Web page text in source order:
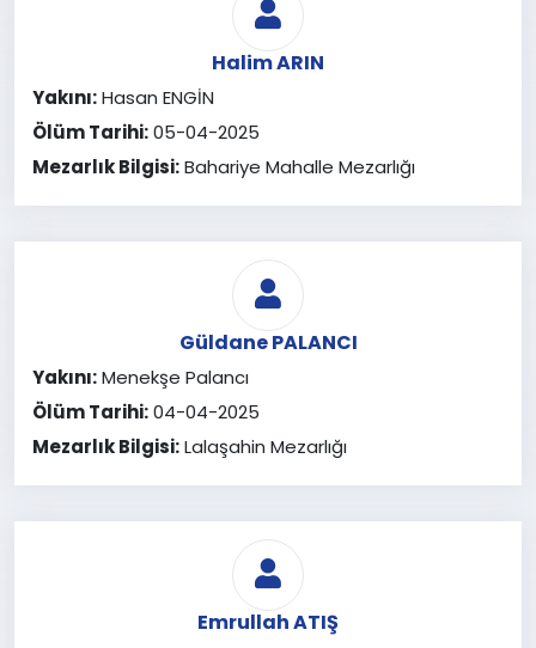
Halim ARIN
Yakını:Hasan ENGİN
Ölüm Tarihi:05-04-2025
Mezarlık Bilgisi:Bahariye Mahalle Mezarlığı
Güldane PALANCI
Yakını:Menekşe Palancı
Ölüm Tarihi:04-04-2025
Mezarlık Bilgisi:Lalaşahin Mezarlığı
Emrullah ATIŞ